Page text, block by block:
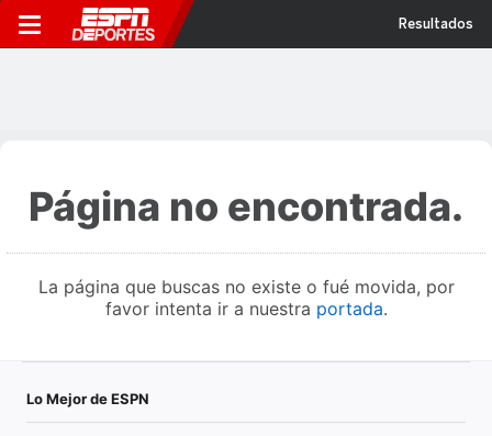
Resultados
Página no encontrada.
La página que buscas no existe o fué movida, por
favor intenta ir a nuestra portada.
Lo Mejor de ESPN